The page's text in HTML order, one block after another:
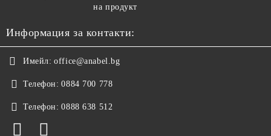
на продукт
Информация за контакти:
Имейл: office@anabel.bg
Телефон: 0884 700 778
Телефон: 0888 638 512